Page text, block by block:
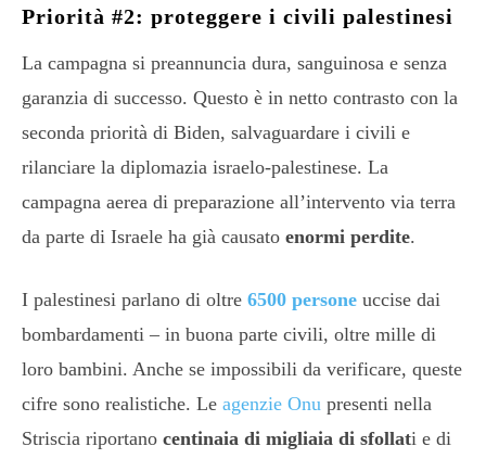
Priorità #2: proteggere i civili palestinesi
La campagna si preannuncia dura, sanguinosa e senza
garanzia di successo. Questo è in netto contrasto con la
seconda priorità di Biden, salvaguardare i civili e
rilanciare la diplomazia israelo-palestinese. La
campagna aerea di preparazione all’intervento via terra
da parte di Israele ha già causato enormi perdite.
I palestinesi parlano di oltre 6500 persone uccise dai
bombardamenti – in buona parte civili, oltre mille di
loro bambini. Anche se impossibili da verificare, queste
cifre sono realistiche. Le agenzie Onu presenti nella
Striscia riportano centinaia di migliaia di sfollati e di